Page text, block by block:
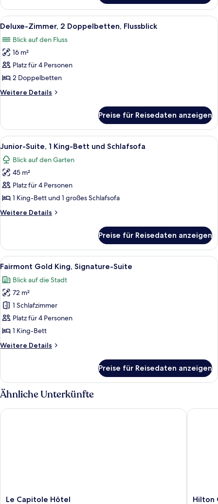
Gold,
2 Doppelbetten,
Stadtblick
Alle
Fotos
für
Deluxe-
Zimmer,
2 Doppelbetten,
Flussblick
anzeigen
Ein Hotelzimmer mit zwei Betten,
7
Deluxe-Zimmer, 2 Doppelbetten, Flussblick
Blick auf den Fluss
16 m²
Platz für 4 Personen
2 Doppelbetten
Weitere Details
Weitere
Zimmer,
2 Doppelbetten,
Flussblick
Preise für Reisedaten anzeigen
Alle
Fotos
für
Junior-
Suite,
1 King-
Bett
und
anzeigen
Ein modernes Wohnzimmer mit
8
Junior-Suite, 1 King-Bett und Schlafsofa
Blick auf den Garten
45 m²
Platz für 4 Personen
1 King-Bett und 1 großes Schlafsofa
Weitere Details
Weitere
Suite,
1 King-
Bett
Schlafsofa
Preise für Reisedaten anzeigen
Alle
Fotos
für
Fairmont
Gold
King,
Signature-
anzeigen
Ein Hotelzimmer mit einem großen
9
Fairmont Gold King, Signature-Suite
Blick auf die Stadt
72 m²
1 Schlafzimmer
Platz für 4 Personen
1 King-Bett
Weitere Details
Weitere
Gold
King,
Signature-
Preise für Reisedaten anzeigen
Ähnliche Unterkünfte
Le
Le Capitole Hôtel
Le Capitole Hôtel
Hilton
Hilton
Hilton